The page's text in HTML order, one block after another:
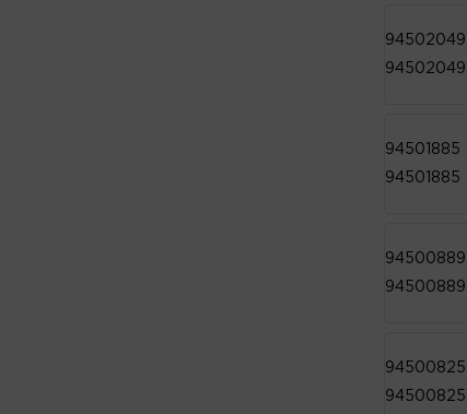
94502049
94502049
94501885
94501885
94500889
94500889
94500825
94500825